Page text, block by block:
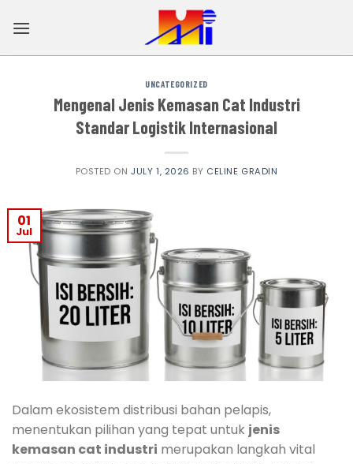
UNCATEGORIZED
Mengenal Jenis Kemasan Cat Industri
Standar Logistik Internasional
POSTED ONJULY 1, 2026 BY CELINE GRADIN
01
Jul
Dalam ekosistem distribusi bahan pelapis,
menentukan pilihan yang tepat untuk jenis
kemasan cat industri merupakan langkah vital